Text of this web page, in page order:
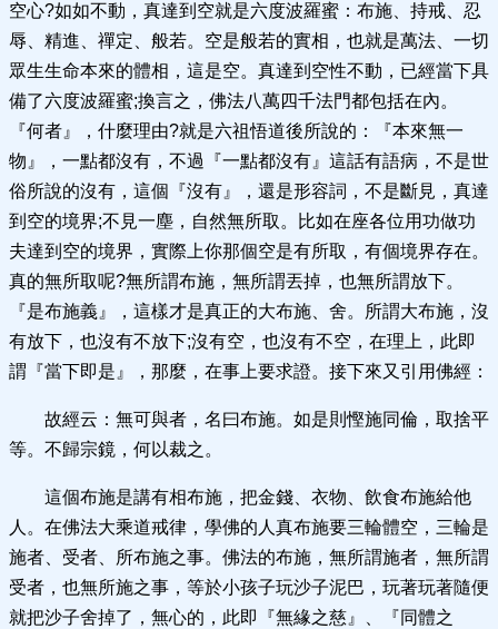
空心?如如不動，真達到空就是六度波羅蜜：布施、持戒、忍
辱、精進、禪定、般若。空是般若的實相，也就是萬法、一切
眾生生命本來的體相，這是空。真達到空性不動，已經當下具
備了六度波羅蜜;換言之，佛法八萬四千法門都包括在內。
『何者』，什麼理由?就是六祖悟道後所說的：『本來無一
物』，一點都沒有，不過『一點都沒有』這話有語病，不是世
俗所說的沒有，這個『沒有』，還是形容詞，不是斷見，真達
到空的境界;不見一塵，自然無所取。比如在座各位用功做功
夫達到空的境界，實際上你那個空是有所取，有個境界存在。
真的無所取呢?無所謂布施，無所謂丟掉，也無所謂放下。
『是布施義』，這樣才是真正的大布施、舍。所謂大布施，沒
有放下，也沒有不放下;沒有空，也沒有不空，在理上，此即
謂『當下即是』，那麼，在事上要求證。接下來又引用佛經：
故經云：無可與者，名曰布施。如是則慳施同倫，取捨平
等。不歸宗鏡，何以裁之。
這個布施是講有相布施，把金錢、衣物、飲食布施給他
人。在佛法大乘道戒律，學佛的人真布施要三輪體空，三輪是
施者、受者、所布施之事。佛法的布施，無所謂施者，無所謂
受者，也無所施之事，等於小孩子玩沙子泥巴，玩著玩著隨便
就把沙子舍掉了，無心的，此即『無緣之慈』、『同體之